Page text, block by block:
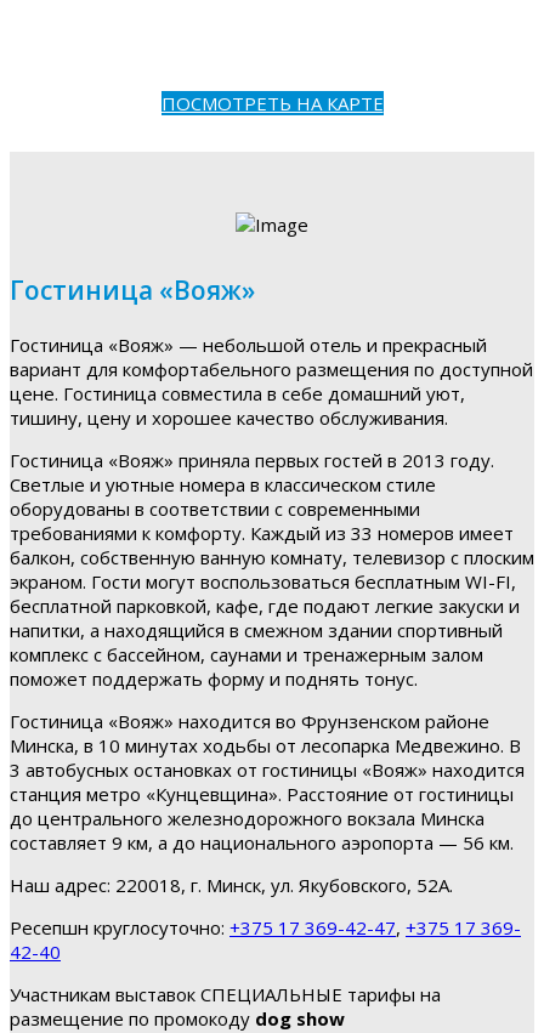
ПОСМОТРЕТЬ НА КАРТЕ
Гостиница «Вояж»
Гостиница «Вояж» — небольшой отель и прекрасный
вариант для комфортабельного размещения по доступной
цене. Гостиница совместила в себе домашний уют,
тишину, цену и хорошее качество обслуживания.
Гостиница «Вояж» приняла первых гостей в 2013 году.
Светлые и уютные номера в классическом стиле
оборудованы в соответствии с современными
требованиями к комфорту. Каждый из 33 номеров имеет
балкон, собственную ванную комнату, телевизор с плоским
экраном. Гости могут воспользоваться бесплатным WI-FI,
бесплатной парковкой, кафе, где подают легкие закуски и
напитки, а находящийся в смежном здании спортивный
комплекс с бассейном, саунами и тренажерным залом
поможет поддержать форму и поднять тонус.
Гостиница «Вояж» находится во Фрунзенском районе
Минска, в 10 минутах ходьбы от лесопарка Медвежино. В
3 автобусных остановках от гостиницы «Вояж» находится
станция метро «Кунцевщина». Расстояние от гостиницы
до центрального железнодорожного вокзала Минска
составляет 9 км, а до национального аэропорта — 56 км.
Наш адрес: 220018, г. Минск, ул. Якубовского, 52А.
Ресепшн круглосуточно: +375 17 369-42-47, +375 17 369-
42-40
Участникам выставок СПЕЦИАЛЬНЫЕ тарифы на
размещение по промокоду dog show